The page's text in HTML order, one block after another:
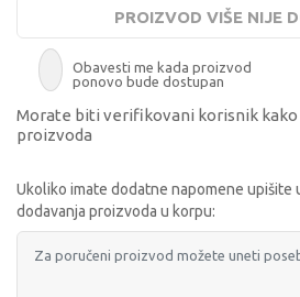
PROIZVOD VIŠE NIJE
Obavesti me kada proizvod
ponovo bude dostupan
Morate biti verifikovani korisnik kako
proizvoda
Ukoliko imate dodatne napomene upišite
dodavanja proizvoda u korpu: